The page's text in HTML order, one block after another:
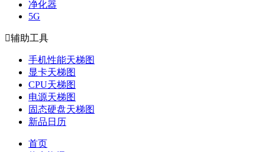
净化器
5G
辅助工具
手机性能天梯图
显卡天梯图
CPU天梯图
电源天梯图
固态硬盘天梯图
新品日历
首页